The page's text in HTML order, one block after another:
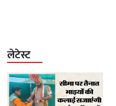
लेटेस्ट